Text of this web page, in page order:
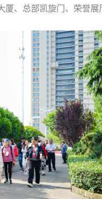
厦、总部凯旋门、荣誉